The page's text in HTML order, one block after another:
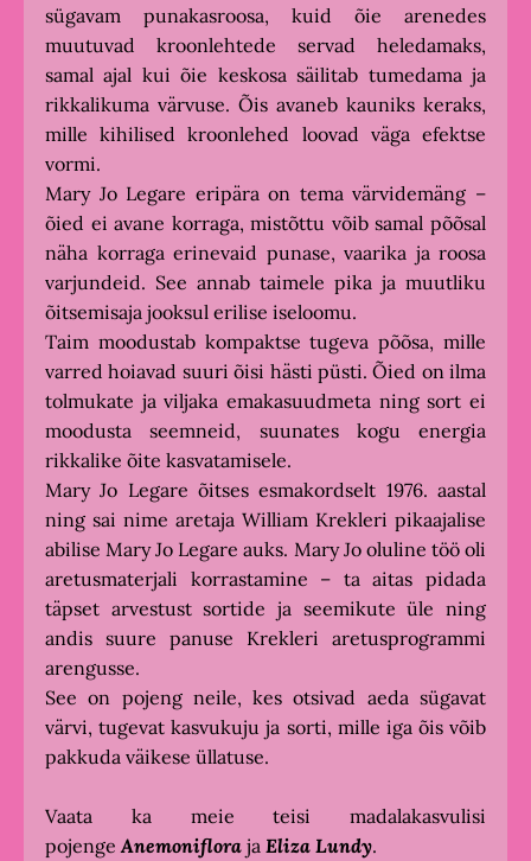
sügavam punakasroosa, kuid õie arenedes
muutuvad kroonlehtede servad heledamaks,
samal ajal kui õie keskosa säilitab tumedama ja
rikkalikuma värvuse. Õis avaneb kauniks keraks,
mille kihilised kroonlehed loovad väga efektse
vormi.
Mary Jo Legare eripära on tema värvidemäng –
õied ei avane korraga, mistõttu võib samal põõsal
näha korraga erinevaid punase, vaarika ja roosa
varjundeid. See annab taimele pika ja muutliku
õitsemisaja jooksul erilise iseloomu.
Taim moodustab kompaktse tugeva põõsa, mille
varred hoiavad suuri õisi hästi püsti. Õied on ilma
tolmukate ja viljaka emakasuudmeta ning sort ei
moodusta seemneid, suunates kogu energia
rikkalike õite kasvatamisele.
Mary Jo Legare õitses esmakordselt 1976. aastal
ning sai nime aretaja William Krekleri pikaajalise
abilise Mary Jo Legare auks. Mary Jo oluline töö oli
aretusmaterjali korrastamine – ta aitas pidada
täpset arvestust sortide ja seemikute üle ning
andis suure panuse Krekleri aretusprogrammi
arengusse.
See on pojeng neile, kes otsivad aeda sügavat
värvi, tugevat kasvukuju ja sorti, mille iga õis võib
pakkuda väikese üllatuse.
Vaata ka meie teisi madalakasvulisi
pojenge Anemoniflora ja Eliza Lundy.